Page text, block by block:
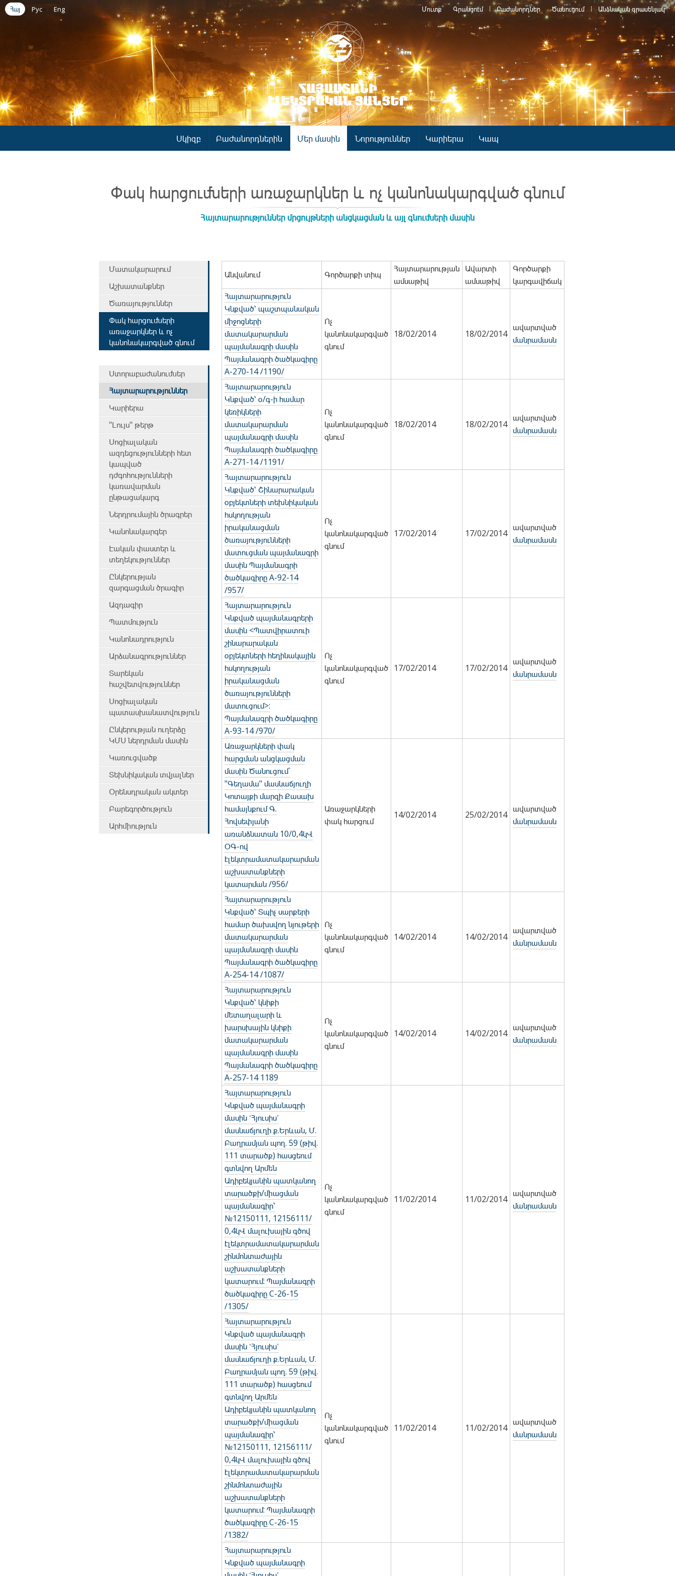
Հայ Рус Eng Մուտք Գրանցում Բաժանորդներ Ծանուցում Անձնական գրասենյակ
Սկիզբ Բաժանորդներին Մեր մասին Նորություններ Կարիերա Կապ
Փակ հարցումների առաջարկներ և ոչ կանոնակարգված գնում
Հայտարարություններ մրցույթների անցկացման և այլ գնումների մասին
Մատակարարում
Աշխատանքներ
Ծառայություններ
Փակ հարցումների
առաջարկներ և ոչ
կանոնակարգված գնում
Ստորաբաժանումներ
Հայտարարություններ
Կարիերա
"Լույս" թերթ
Սոցիալական
ազդեցությունների հետ
կապված
դժգոհությունների
կառավարման
ընթացակարգ
Ներդրումային ծրագրեր
Կանոնակարգեր
Էական փաստեր և
տեղեկություններ
Ընկերության
զարգացման ծրագիր
Ազդագիր
Պատմություն
Կանոնադրություն
Արձանագրություններ
Տարեկան
հաշվետվություններ
Սոցիալական
պատասխանատվություն
Ընկերության ուղերձը
ԿՄՍ ներդրման մասին
Կառուցվածք
Տեխնիկական տվյալներ
Օրենսդրական ակտեր
Բարեգործություն
Արհմիություն
Անվանում Գործարքի տիպ
Հայտարարության
ամսաթիվ
Ավարտի
ամսաթիվ
Գործարքի
կարգավիճակ
Հայտարարություն
Կնքված՝ պաշտպանական
միջոցների
մատակարարման
պայմանագրի մասին
Պայմանագրի ծածկագիրը
A-270-14 /1190/
Ոչ
կանոնակարգված
գնում
18/02/2014 18/02/2014
ավարտված
մանրամասն
Հայտարարություն
Կնքված՝ օ/գ-ի համար
կեռիկների
մատակարարման
պայմանագրի մասին
Պայմանագրի ծածկագիրը
A-271-14 /1191/
Ոչ
կանոնակարգված
գնում
18/02/2014 18/02/2014
ավարտված
մանրամասն
Հայտարարություն
Կնքված՝ Շինարարական
օբյեկտների տեխնիկական
հսկողության
իրականացման
ծառայությունների
մատուցման պայմանագրի
մասին Պայմանագրի
ծածկագիրը A-92-14
/957/
Ոչ
կանոնակարգված
գնում
17/02/2014 17/02/2014
ավարտված
մանրամասն
Հայտարարություն
Կնքված պայմանագրերի
մասին <Պատվիրատուի
շինարարական
օբյեկտների հեղինակային
հսկողության
իրականացման
ծառայությունների
մատուցում>:
Պայմանագրի ծածկագիրը
A-93-14 /970/
Ոչ
կանոնակարգված
գնում
17/02/2014 17/02/2014
ավարտված
մանրամասն
Առաջարկների փակ
հարցման անցկացման
մասին Ծանուցում`
"Գեղամա" մասնաճյուղի
Կոտայքի մարզի Քասախ
համայնքում Գ.
Հովսեփյանի
առանձնատան 10/0,4կՎ
ՕԳ-ով
էլեկտրամատակարարման
աշխատանքների
կատարման /956/
Առաջարկների
փակ հարցում
14/02/2014 25/02/2014
ավարտված
մանրամասն
Հայտարարություն
Կնքված՝ Տպիչ սարքերի
համար ծախսվող նյութերի
մատակարարման
պայմանագրի մասին
Պայմանագրի ծածկագիրը
A-254-14 /1087/
Ոչ
կանոնակարգված
գնում
14/02/2014 14/02/2014
ավարտված
մանրամասն
Հայտարարություն
Կնքված՝ կնիքի
մետաղալարի և
խարսխային կնիքի
մատակարարման
պայմանագրի մասին
Պայմանագրի ծածկագիրը
A-257-14 1189
Ոչ
կանոնակարգված
գնում
14/02/2014 14/02/2014
ավարտված
մանրամասն
Հայտարարություն
Կնքված պայմանագրի
մասին ՙՀյուսիս՚
մասնաճյուղի ք.Երևան, Մ.
Բաղրամյան պող. 59 (թիվ.
111 տարածք) հասցեում
գտնվող Արմեն
Ադիբեկյանին պատկանող
տարածքի/միացման
պայմանագիր՝
№12150111, 12156111/
0,4կՎ մալուխային գծով
էլեկտրամատակարարման
շինմոնտաժային
աշխատանքների
կատարում: Պայմանագրի
ծածկագիրը C-26-15
/1305/
Ոչ
կանոնակարգված
գնում
11/02/2014 11/02/2014
ավարտված
մանրամասն
Հայտարարություն
Կնքված պայմանագրի
մասին ՙՀյուսիս՚
մասնաճյուղի ք.Երևան, Մ.
Բաղրամյան պող. 59 (թիվ.
111 տարածք) հասցեում
գտնվող Արմեն
Ադիբեկյանին պատկանող
տարածքի/միացման
պայմանագիր՝
№12150111, 12156111/
0,4կՎ մալուխային գծով
էլեկտրամատակարարման
շինմոնտաժային
աշխատանքների
կատարում: Պայմանագրի
ծածկագիրը C-26-15
/1382/
Ոչ
կանոնակարգված
գնում
11/02/2014 11/02/2014
ավարտված
մանրամասն
Հայտարարություն
Կնքված պայմանագրի